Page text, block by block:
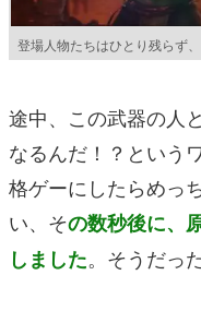
登場人物たちはひとり残らず
途中、この武器の人
なるんだ！？という
格ゲーにしたらめっ
い、その数秒後に、
しました。そうだった